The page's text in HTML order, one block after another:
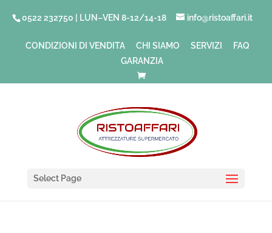
0522 232750 | LUN–VEN 8-12/14-18 info@ristoaffari.it
CONDIZIONI DI VENDITA CHI SIAMO SERVIZI
FAQ
GARANZIA
Select Page